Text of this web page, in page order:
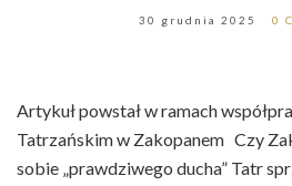
30 grudnia 2025 0
Artykuł powstał w ramach
Tatrzańskim w Zakopanem Czy
sobie „prawdziwego ducha” Tatr